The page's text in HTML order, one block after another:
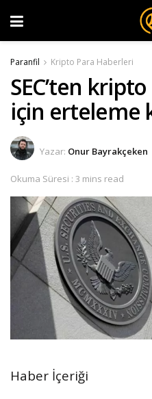
Paranfil Kripto Para Haberleri
SEC’ten kripto
için erteleme
Yazar: Onur Bayrakçeken
Okuma Süresi : 3 mins read
Haber İçeriği